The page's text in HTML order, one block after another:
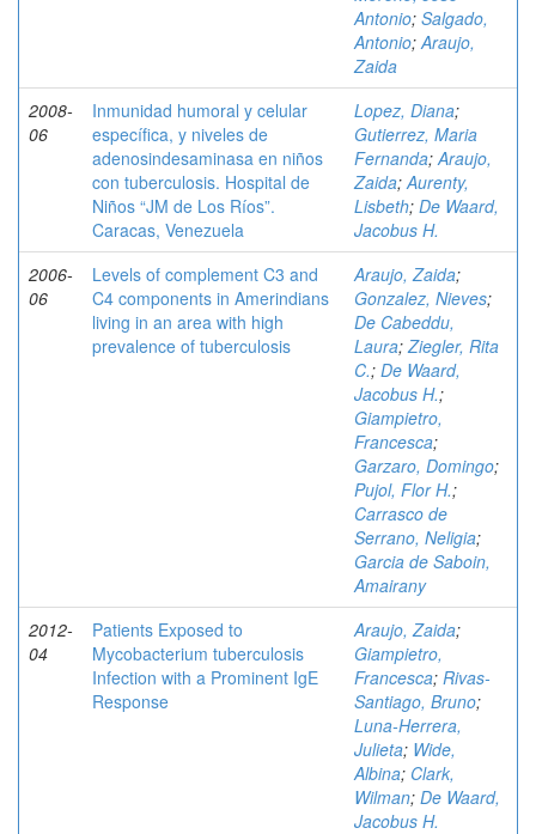
Antonio; Salgado,
Antonio;Araujo,
Zaida
2008-
06
Inmunidad humoral y celular
específica, y niveles de
adenosindesaminasa en niños
con tuberculosis. Hospital de
Niños “JM de Los Ríos”.
Caracas, Venezuela
Lopez, Diana;
Gutierrez, Maria
Fernanda;Araujo,
Zaida;Aurenty,
Lisbeth; De Waard,
Jacobus H.
2006-
06
Levels of complement C3 and
C4 components in Amerindians
living in an area with high
prevalence of tuberculosis
Araujo, Zaida;
Gonzalez, Nieves;
De Cabeddu,
Laura;Ziegler, Rita
C.; De Waard,
Jacobus H.;
Giampietro,
Francesca;
Garzaro, Domingo;
Pujol, Flor H.;
Carrasco de
Serrano, Neligia;
Garcia de Saboin,
Amairany
2012-
04
Patients Exposed to
Mycobacterium tuberculosis
Infection with a Prominent IgE
Response
Araujo, Zaida;
Giampietro,
Francesca; Rivas-
Santiago, Bruno;
Luna-Herrera,
Julieta; Wide,
Albina; Clark,
Wilman; De Waard,
Jacobus H.